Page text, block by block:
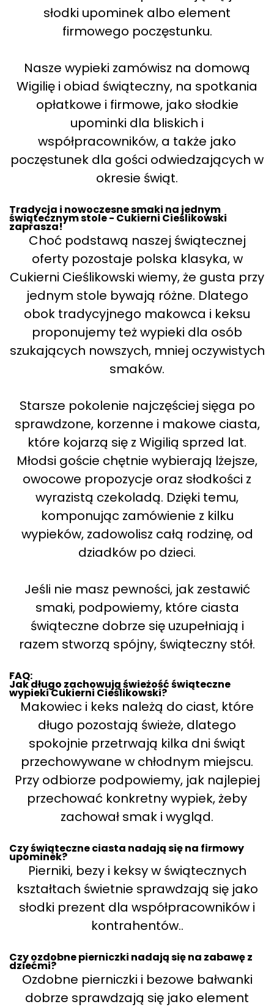
słodki upominek albo element
firmowego poczęstunku.
Nasze wypieki zamówisz na domową
Wigilię i obiad świąteczny, na spotkania
opłatkowe i firmowe, jako słodkie
upominki dla bliskich i
współpracowników, a także jako
poczęstunek dla gości odwiedzających w
okresie świąt.
Tradycja i nowoczesne smaki na jednym
świątecznym stole - Cukierni Cieślikowski
zaprasza!
Choć podstawą naszej świątecznej
oferty pozostaje polska klasyka, w
Cukierni Cieślikowski wiemy, że gusta przy
jednym stole bywają różne. Dlatego
obok tradycyjnego makowca i keksu
proponujemy też wypieki dla osób
szukających nowszych, mniej oczywistych
smaków.
Starsze pokolenie najczęściej sięga po
sprawdzone, korzenne i makowe ciasta,
które kojarzą się z Wigilią sprzed lat.
Młodsi goście chętnie wybierają lżejsze,
owocowe propozycje oraz słodkości z
wyrazistą czekoladą. Dzięki temu,
komponując zamówienie z kilku
wypieków, zadowolisz całą rodzinę, od
dziadków po dzieci.
Jeśli nie masz pewności, jak zestawić
smaki, podpowiemy, które ciasta
świąteczne dobrze się uzupełniają i
razem stworzą spójny, świąteczny stół.
FAQ:
Jak długo zachowują świeżość świąteczne
wypieki Cukierni Cieślikowski?
Makowiec i keks należą do ciast, które
długo pozostają świeże, dlatego
spokojnie przetrwają kilka dni świąt
przechowywane w chłodnym miejscu.
Przy odbiorze podpowiemy, jak najlepiej
przechować konkretny wypiek, żeby
zachował smak i wygląd.
Czy świąteczne ciasta nadają się na firmowy
upominek?
Pierniki, bezy i keksy w świątecznych
kształtach świetnie sprawdzają się jako
słodki prezent dla współpracowników i
kontrahentów..
Czy ozdobne pierniczki nadają się na zabawę z
dziećmi?
Ozdobne pierniczki i bezowe bałwanki
dobrze sprawdzają się jako element